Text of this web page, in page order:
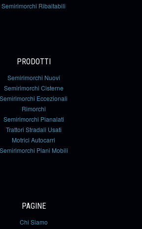
Semirimorchi Ribaltabili
PRODOTTI
Semirimorchi Nuovi
Semirimorchi Cisterne
Semirimorchi Eccezionali
Rimorchi
Semirimorchi Pianalati
Trattori Stradali Usati
Motrici Autocarri
Semirimorchi Piani Mobili
PAGINE
Chi Siamo